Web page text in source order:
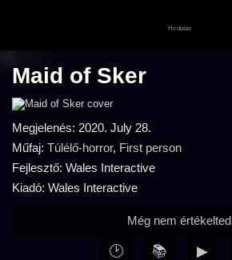
Maid of Sker
Megjelenés: 2020. July 28.
Műfaj: Túlélő-horror, First person
Fejlesztő: Wales Interactive
Kiadó: Wales Interactive
Még nem értékelted
🕑 📚 ▶